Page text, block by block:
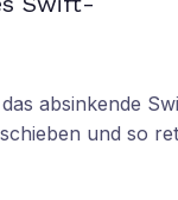
absinkende
und so